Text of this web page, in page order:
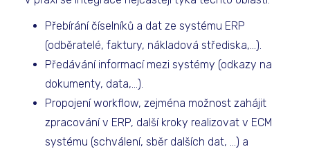
Přebírání číselníků a dat ze systému ERP
(odběratelé, faktury, nákladová střediska,...).
Předávání informací mezi systémy (odkazy na
dokumenty, data,...).
Propojení workflow, zejména možnost zahájit
zpracování v ERP, další kroky realizovat v ECM
systému (schválení, sběr dalších dat, ...) a